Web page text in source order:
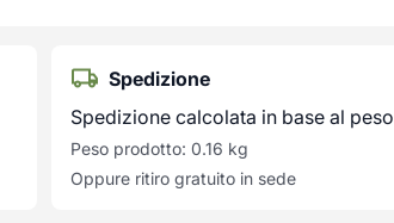
Spedizione
Spedizione calcolata in base al peso
Peso prodotto: 0.16 kg
Oppure ritiro gratuito in sede